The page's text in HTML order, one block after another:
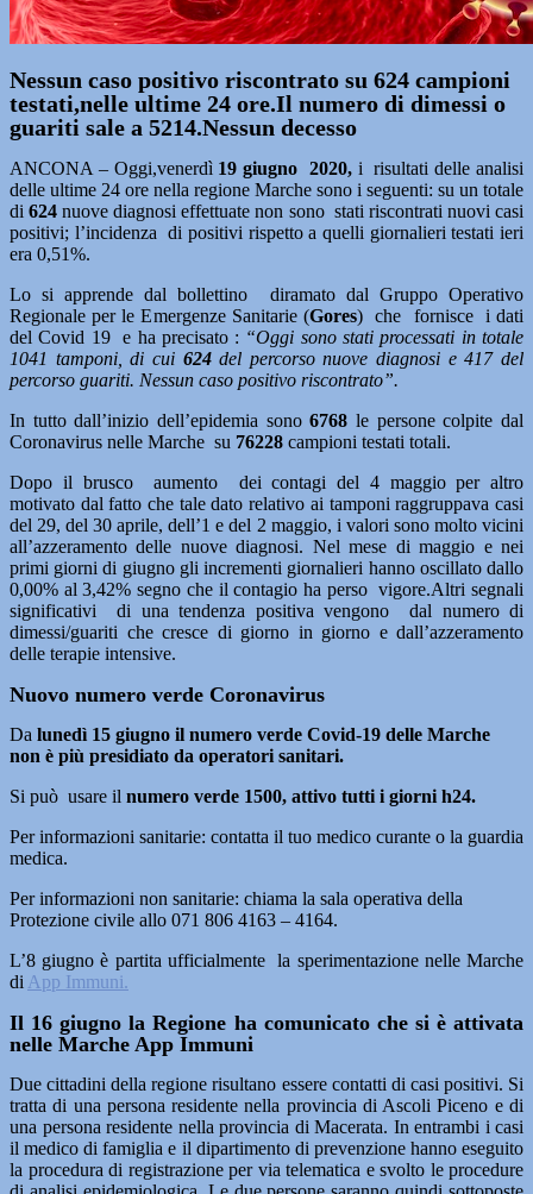
Nessun caso positivo riscontrato su 624 campioni
testati,nelle ultime 24 ore.Il numero di dimessi o
guariti sale a 5214.Nessun decesso
ANCONA – Oggi,venerdì 19 giugno 2020, i risultati delle analisi
delle ultime 24 ore nella regione Marche sono i seguenti: su un totale
di 624nuove diagnosi effettuate non sono stati riscontrati nuovi casi
positivi; l’incidenza di positivi rispetto a quelli giornalieri testati ieri
era 0,51%.
Lo si apprende dal bollettino diramato dal Gruppo Operativo
Regionale per le Emergenze Sanitarie (Gores) che fornisce i dati
del Covid 19 e ha precisato : “Oggi sono stati processati in totale
1041 tamponi, di cui 624del percorso nuove diagnosi e 417 del
percorso guariti. Nessun caso positivo riscontrato”.
In tutto dall’inizio dell’epidemia sono6768le persone colpite dal
Coronavirus nelle Marche su 76228 campioni testati totali.
Dopo il brusco aumento dei contagi del 4 maggio per altro
motivato dal fatto che tale dato relativo ai tamponi raggruppava casi
del 29, del 30 aprile, dell’1 e del 2 maggio, i valori sono molto vicini
all’azzeramento delle nuove diagnosi. Nel mese di maggio e nei
primi giorni di giugno gli incrementi giornalieri hanno oscillato dallo
0,00% al 3,42% segno che il contagio ha perso vigore.Altri segnali
significativi di una tendenza positiva vengono dal numero di
dimessi/guariti che cresce di giorno in giorno e dall’azzeramento
delle terapie intensive.
Nuovo numero verde Coronavirus
Da lunedì 15 giugno il numero verde Covid-19 delle Marche
non è più presidiato da operatori sanitari.
Si può usare il numero verde 1500, attivo tutti i giorni h24.
Per informazioni sanitarie: contatta il tuo medico curante o la guardia
medica.
Per informazioni non sanitarie: chiama la sala operativa della
Protezione civile allo 071 806 4163 – 4164.
L’8 giugno è partita ufficialmente la sperimentazione nelle Marche
di App Immuni.
Il 16 giugno la Regione ha comunicato che si è attivata
nelle Marche App Immuni
Due cittadini della regione risultano essere contatti di casi positivi. Si
tratta di una persona residente nella provincia di Ascoli Piceno e di
una persona residente nella provincia di Macerata. In entrambi i casi
il medico di famiglia e il dipartimento di prevenzione hanno eseguito
la procedura di registrazione per via telematica e svolto le procedure